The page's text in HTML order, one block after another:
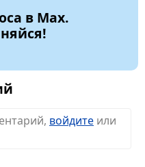
в Max.
войдите или